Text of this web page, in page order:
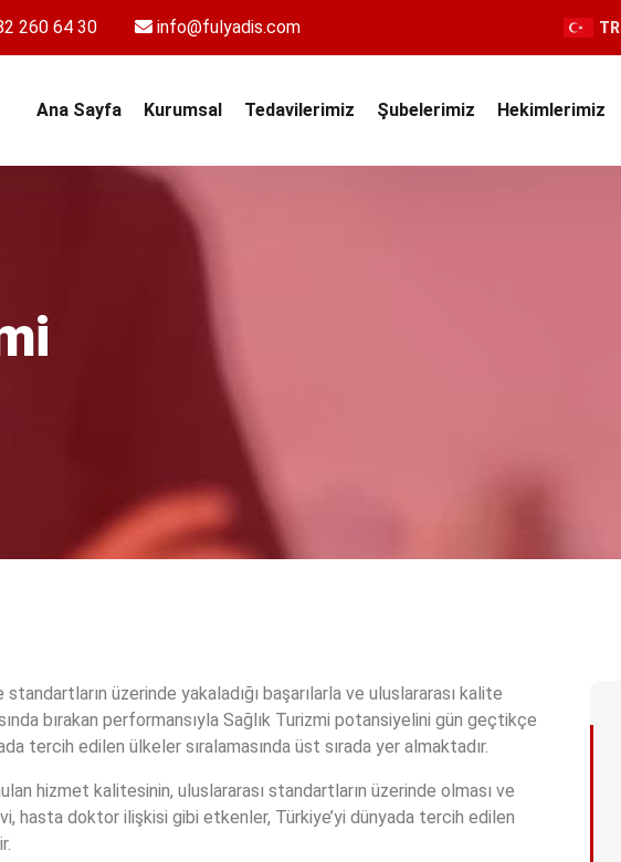
260 64 30 info@fulyadis.com TR
Ana Sayfa Kurumsal Tedavilerimiz Şubelerimiz Hekimlerimiz
üzerinde yakaladığı başarılarla ve uluslararası kalite
bırakan performansıyla Sağlık Turizmi potansiyelini gün geçtikçe
tercih edilen ülkeler sıralamasında üst sırada yer almaktadır.
hizmet kalitesinin, uluslararası standartların üzerinde olması ve
hasta doktor ilişkisi gibi etkenler, Türkiye’yi dünyada tercih edilen